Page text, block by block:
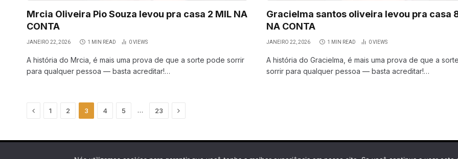
Mrcia Oliveira Pio Souza levou pra casa 2 MIL NA
CONTA
JANEIRO 22, 2026 1 MIN READ 0VIEWS
A história do Mrcia, é mais uma prova de que a sorte pode sorrir
para qualquer pessoa — basta acreditar!…
Gracielma santos oliveira levou pra casa
NA CONTA
JANEIRO 22, 2026 1 MIN READ 0VIEWS
A história do Gracielma, é mais uma prova de que a
sorrir para qualquer pessoa — basta acreditar!…
Previous
1 2 3 4 5 … 23 Next